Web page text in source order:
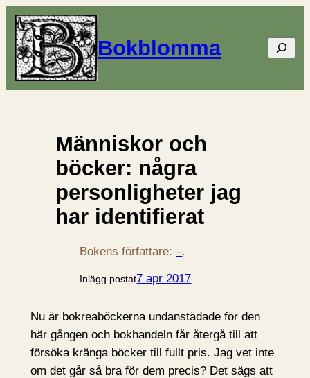
Bokblomma Sök
Människor och
böcker: några
personligheter jag
har identifierat
Bokens författare:–.
Inlägg postat7 apr 2017
Nu är bokreaböckerna undanstädade för den
här gången och bokhandeln får återgå till att
försöka kränga böcker till fullt pris. Jag vet inte
om det går så bra för dem precis? Det sägs att